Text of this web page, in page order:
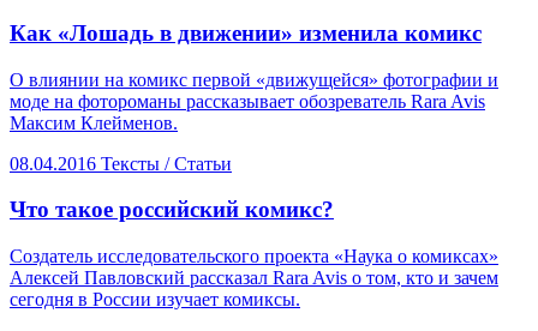
​Как «Лошадь в движении» изменила комикс
О влиянии на комикс первой «движущейся» фотографии и
моде на фотороманы рассказывает обозреватель Rara Avis
Максим Клейменов.
08.04.2016 Тексты /Статьи
​Что такое российский комикс?
Создатель исследовательского проекта «Наука о комиксах»
Алексей Павловский рассказал Rara Avis о том, кто и зачем
сегодня в России изучает комиксы.